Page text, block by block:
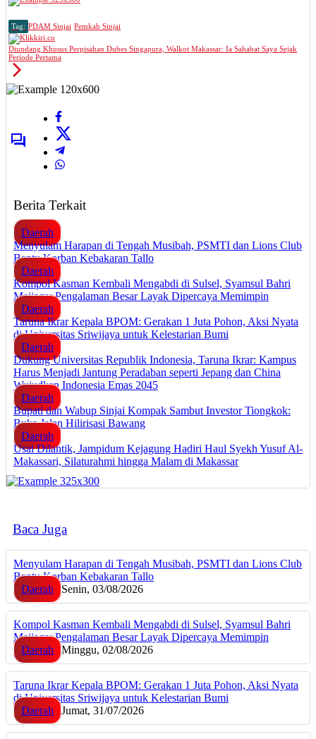
Tag: PDAM Sinjai Pemkab Sinjai
Diundang Khusus Perpisahan Dubes Singapura, Walkot Makassar: Ia Sahabat Saya Sejak
Periode Pertama
Berita Terkait
Daerah
Menyulam Harapan di Tengah Musibah, PSMTI dan Lions Club
Bantu Korban Kebakaran Tallo
Daerah
Kompol Kasman Kembali Mengabdi di Sulsel, Syamsul Bahri
Majjaga: Pengalaman Besar Layak Dipercaya Memimpin
Daerah
Taruna Ikrar Kepala BPOM: Gerakan 1 Juta Pohon, Aksi Nyata
di Universitas Sriwijaya untuk Kelestarian Bumi
Daerah
Dukung Universitas Republik Indonesia, Taruna Ikrar: Kampus
Harus Menjadi Jantung Peradaban seperti Jepang dan China
Wujudkan Indonesia Emas 2045
Daerah
Bupati dan Wabup Sinjai Kompak Sambut Investor Tiongkok:
Buka Jalan Hilirisasi Bawang
Daerah
Usai Dilantik, Jampidum Kejagung Hadiri Haul Syekh Yusuf Al-
Makassari, Silaturahmi hingga Malam di Makassar
Baca Juga
Menyulam Harapan di Tengah Musibah, PSMTI dan Lions Club
Bantu Korban Kebakaran Tallo
Daerah
Senin, 03/08/2026
Kompol Kasman Kembali Mengabdi di Sulsel, Syamsul Bahri
Majjaga: Pengalaman Besar Layak Dipercaya Memimpin
Daerah
Minggu, 02/08/2026
Taruna Ikrar Kepala BPOM: Gerakan 1 Juta Pohon, Aksi Nyata
di Universitas Sriwijaya untuk Kelestarian Bumi
Daerah
Jumat, 31/07/2026